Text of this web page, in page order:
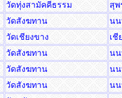
วัดทุ่งสามัคคีธรรม
สุ
วัดสังฆทาน
น
วัดเชียงขาง
เชี
วัดสังฆทาน
น
วัดสังฆทาน
น
วัดสังฆทาน
น